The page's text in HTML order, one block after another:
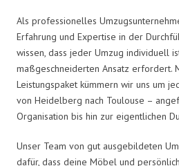
Als professionelles
Erfahrung und Expertise in der
wissen, dass jeder Umzug individuell
maßgeschneiderten Ansatz erfordert.
Leistungspaket kümmern wir uns um
von Heidelberg nach Toulouse –
Organisation bis hin zur eigentlichen
Unser Team von gut ausgebildeten
dafür, dass deine Möbel und